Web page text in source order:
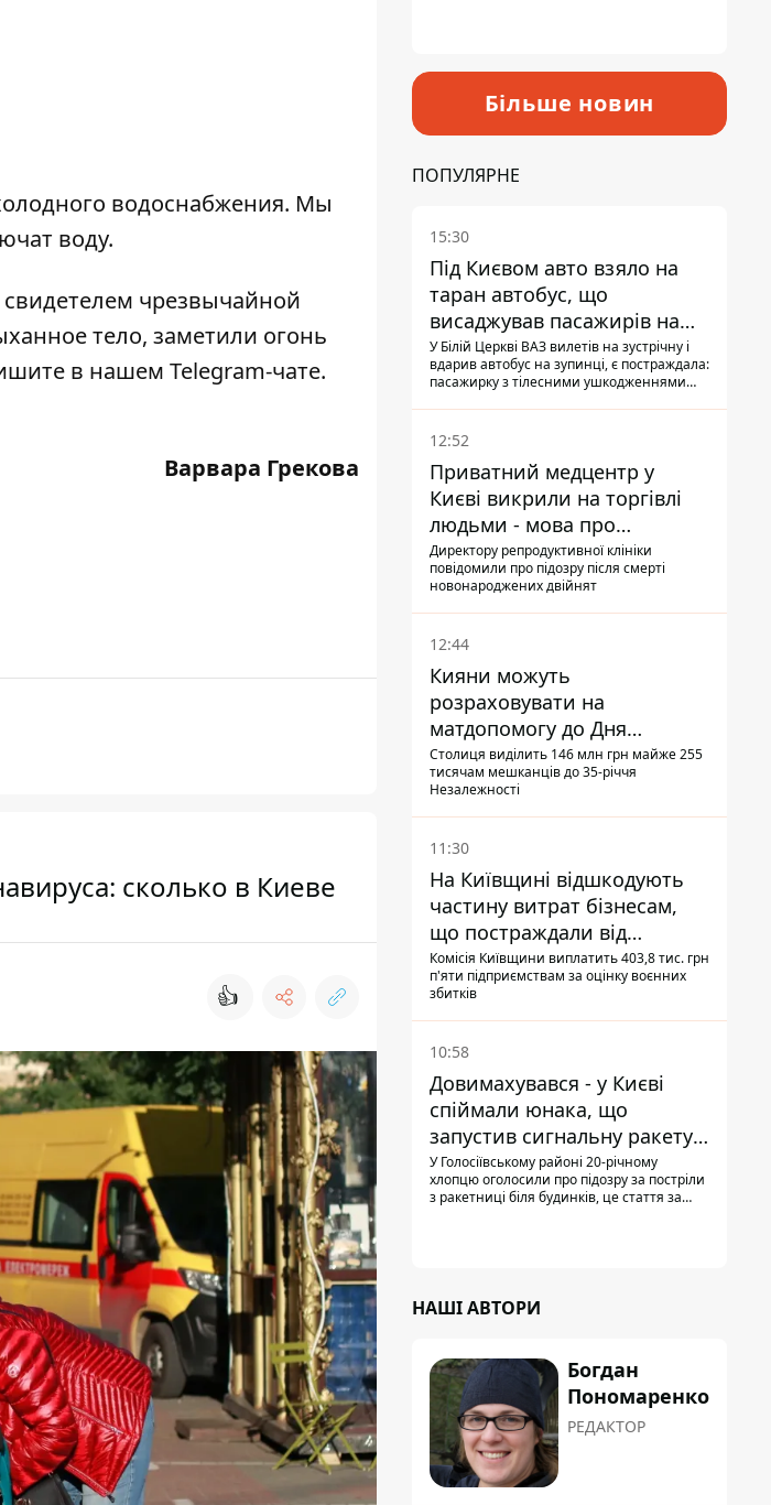
водоснабжения. Мы
воду.
чрезвычайной
тело, заметили огонь
в нашем Telegram-чате.
Варвара Грекова
сколько в Киеве
👍
Більше новин
ПОПУЛЯРНЕ
15:30
Під Києвом авто взяло на
таран автобус, що
висаджував пасажирів на
зупинці - пасажирка в
лікарні
У Білій Церкві ВАЗ вилетів на зустрічну і
вдарив автобус на зупинці, є постраждала:
пасажирку з тілесними ушкодженнями
12:52
Приватний медцентр у
Києві викрили на торгівлі
людьми - мова про
сурогатне материнство
Директору репродуктивної клініки
повідомили про підозру після смерті
новонароджених двійнят
12:44
Кияни можуть
розраховувати на
матдопомогу до Дня
незалежності - кому її
дадуть
Столиця виділить 146 млн грн майже 255
тисячам мешканців до 35-річчя
Незалежності
11:30
На Київщині відшкодують
частину витрат бізнесам,
що постраждали від
прильотів ракет
Комісія Київщини виплатить 403,8 тис. грн
п'яти підприємствам за оцінку воєнних
збитків
10:58
Довимахувався - у Києві
спіймали юнака, що
запустив сигнальну ракету,
аби потішити дівчат
У Голосіївському районі 20-річному
хлопцю оголосили про підозру за постріли
з ракетниці біля будинків, це стаття за
НАШІ АВТОРИ
Богдан
Пономаренко
РЕДАКТОР